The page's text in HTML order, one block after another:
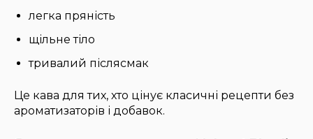
легка пряність
щільне тіло
тривалий післясмак
Це кава для тих, хто цінує класичні рецепти без
ароматизаторів і добавок.